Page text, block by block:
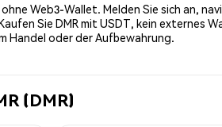
Web3-Wallet. Melden Sie sich an,
Sie DMR mit USDT, kein externes
Handel oder der Aufbewahrung.
(DMR)